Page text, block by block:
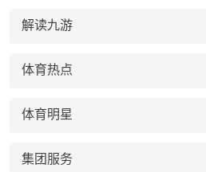
解读九游
体育热点
体育明星
集团服务